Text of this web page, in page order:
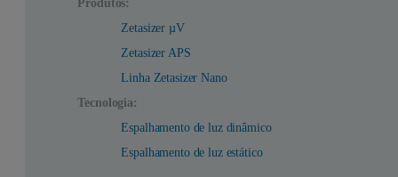
Produtos:
Zetasizer µV
Zetasizer APS
Linha Zetasizer Nano
Tecnologia:
Espalhamento de luz dinâmico
Espalhamento de luz estático